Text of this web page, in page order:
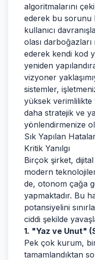
algoritmalarını
ederek bu sorunu
kullanıcı
olası
ederek kendi kod
yeniden
vizyoner
sistemler,
yüksek verimlilikte
daha stratejik ve
yönlendirmenize
Sık Yapılan
Kritik Yanılgı
Birçok şirket,
modern
de, otonom çağa
yapmaktadır. Bu
potansiyelini
ciddi şekilde
1. "Yaz ve Unut"
Pek çok kurum,
tamamlandıktan